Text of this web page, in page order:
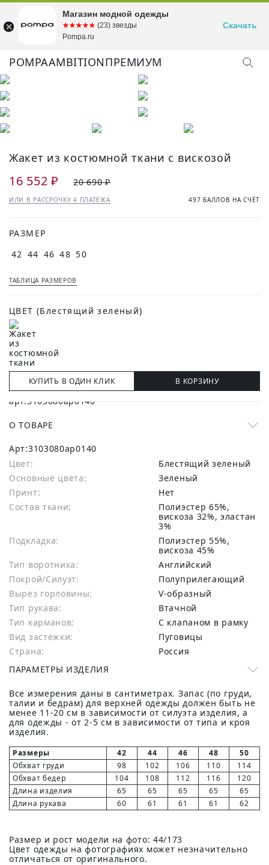
POMPAAMBITIONПРЕМИУМ
Жакет из костюмной ткани с вискозой
16 552 ₽ 20 690 ₽
ИЛИ В РАССРОЧКУ 4 ПЛАТЕЖА 497 БАЛЛОВ НА СЧЁТ
РАЗМЕР
42 44 46 48 50
ТАБЛИЦА РАЗМЕРОВ
ЦВЕТ (Блестящий зеленый)
КУПИТЬ В ОДИН КЛИК В КОРЗИНУ
О ТОВАРЕ
Арт:3103080ap0140
Цвет:
Блестящий зеленый
Основные цвета:
зеленый
Принт:
Нет
Состав ткани:
полиэстер 65%,
вискоза 32%, эластан
3%
Подкладка:
Полиэстер 55%,
вискоза 45%
Тип воротника:
Английский
Покрой/Силуэт:
Полуприлегающий
Вырез горловины:
V-образный
Тип рукава:
Втачной
Тип карманов:
С клапаном в рамку
Вид застежки:
Пуговицы
Страна:
Россия
ПАРАМЕТРЫ ИЗДЕЛИЯ
Все измерения даны в сантиметрах. Запас (по груди,
талии и бедрам) для верхней одежды должен быть не
менее 11-20 см в зависимости от силуэта изделия, а
для одежды - от 2-5 см в зависимости от типа и кроя
изделия.
Размеры 42 44 46 48
50
Обхват груди
98 102 106 110
114
Обхват бедер
104 108 112 116
120
Длина изделия
65 65 65 65
65
Длина рукава
60 61 61 61 62
Размер и рост модели на фото: 44/173
Цвет одежды на фотографиях может незначительно
отличаться от оригинального.
Магазин модной одежды
☆☆☆☆☆
★★★★★ (23) звезды
Pompa.ru
Скачать